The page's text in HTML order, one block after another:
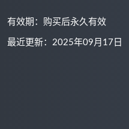
有效期：购买后永久有效
最近更新：2025年09月17日